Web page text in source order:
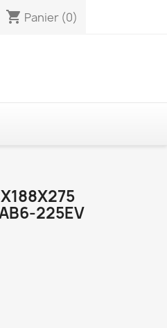
shopping_cart Panier (0)
225EV